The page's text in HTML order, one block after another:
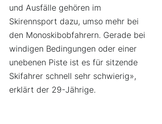
und Ausfälle gehören im
Skirennsport dazu, umso mehr bei
den Monoskibobfahrern. Gerade bei
windigen Bedingungen oder einer
unebenen Piste ist es für sitzende
Skifahrer schnell sehr schwierig»,
erklärt der 29-Jährige.